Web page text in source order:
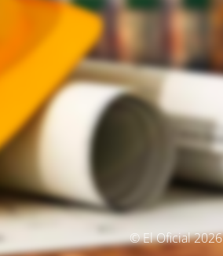
© El Oficial 2026